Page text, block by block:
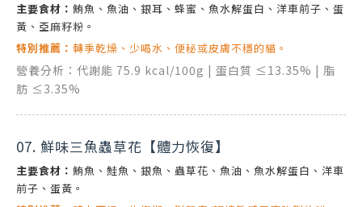
主要食材： 鮪魚、魚油、銀耳、蜂蜜、魚水解蛋白、洋車前子、蛋
黃、亞麻籽粉。
特別推薦： 轉季乾燥、少喝水、便秘或皮膚不穩的貓。
營養分析：代謝能 75.9 kcal/100g | 蛋白質 ≤13.35% | 脂
肪 ≤3.35%
07. 鮮味三魚蟲草花【體力恢復】
主要食材： 鮪魚、鮭魚、銀魚、蟲草花、魚油、魚水解蛋白、洋車
前子、蛋黃。